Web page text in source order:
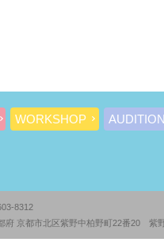
WORKSHOP
8312
府 京都市北区紫野中柏野町22番20 紫